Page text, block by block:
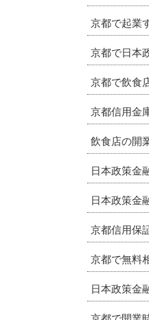
京都で起業
京都で日本
京都で飲食
京都信用金
飲食店の開
日本政策金
日本政策金
京都信用保
京都で無料
日本政策金